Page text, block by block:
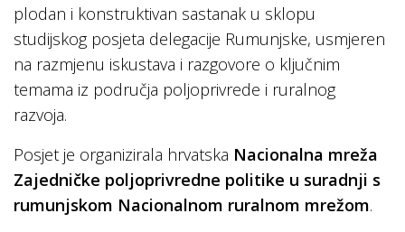
plodan i konstruktivan sastanak u sklopu
studijskog posjeta delegacije Rumunjske, usmjeren
na razmjenu iskustava i razgovore o ključnim
temama iz područja poljoprivrede i ruralnog
razvoja.
Posjet je organizirala hrvatska Nacionalna mreža
Zajedničke poljoprivredne politike u suradnji s
rumunjskom Nacionalnom ruralnom mrežom.